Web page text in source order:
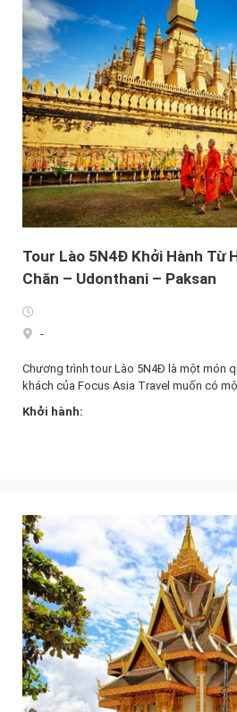
Tour Lào 5N4Đ Khởi Hành Từ
Chăn – Udonthani – Paksan
-
Chương trình tour Lào 5N4Đ là một món
khách của Focus Asia Travel muốn có
Khởi hành: